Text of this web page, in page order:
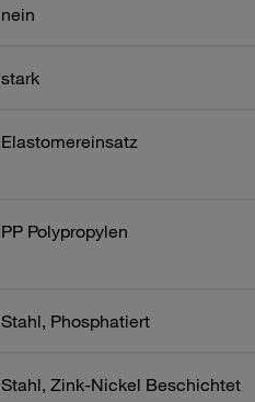
nein
stark
Elastomereinsatz
PP Polypropylen
Stahl, Phosphatiert
Stahl, Zink-Nickel Beschichtet